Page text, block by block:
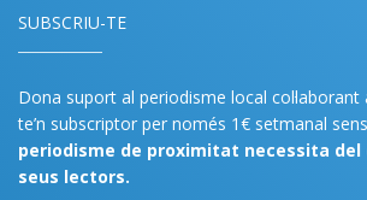
SUBSCRIU-TE
Dona suport al periodisme local
te’n subscriptor per només 1€ setmanal
periodisme de proximitat necessita del
seus lectors.